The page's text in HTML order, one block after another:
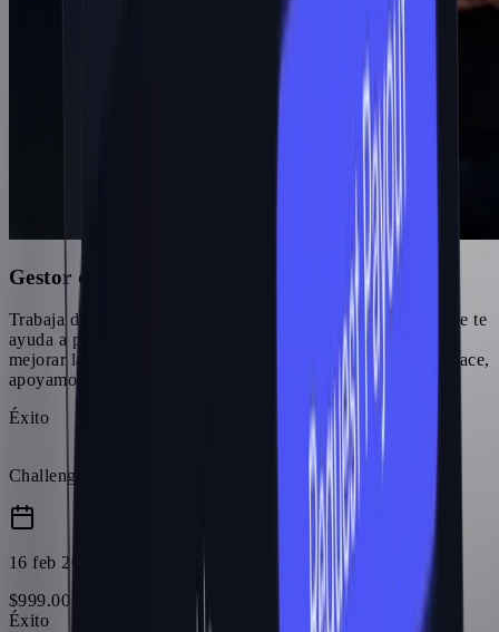
Gestor de contenido dedicado
Trabaja directamente con un gestor de afiliados dedicado que te
ayuda a perfeccionar tu contenido, planificar campañas y
mejorar las conversiones. No solo te proporcionamos un enlace,
apoyamos tu crecimiento.
Éxito
Challenge Refund
16 feb 2026
$999.00
Éxito